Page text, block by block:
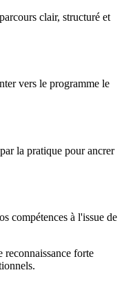
clair, structuré et
vers le programme le
la pratique pour ancrer
compétences à l'issue de
forte